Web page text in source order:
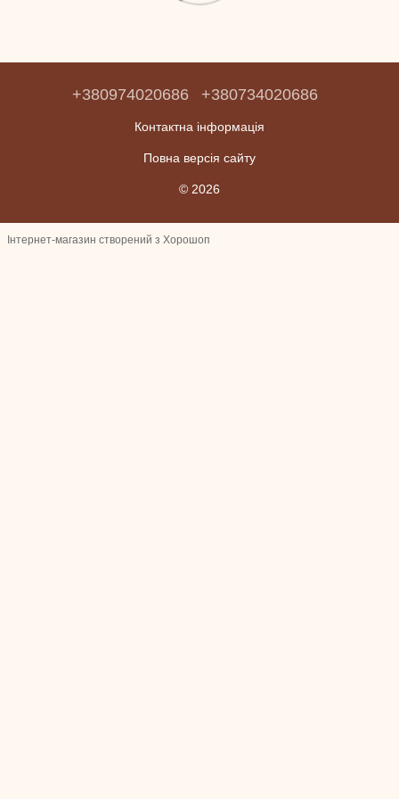
+380974020686 +380734020686
Контактна інформація
Повна версія сайту
© 2026
Інтернет-магазин створений з Хорошоп